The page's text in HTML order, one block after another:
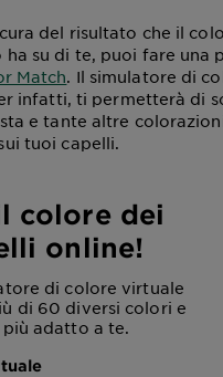
del risultato che il
ha su di te, puoi fare una
Match. Il simulatore di
infatti, ti permetterà di
e tante altre
tuoi capelli.
colore dei
online!
di colore virtuale
di 60 diversi colori e
adatto a te.